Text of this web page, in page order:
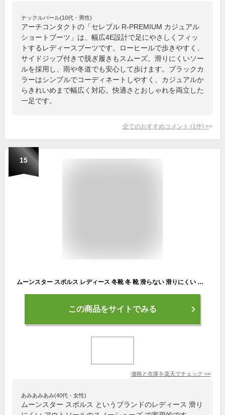
ナックルバール(10代・男性)
アーチコンタクトの「セレブル R-PREMIUM カジュアル
ショートブーツ」は、幅広4E設計で足にやさしくフィッ
トするレディースブーツです。ローヒールで歩きやすく、
サイドジップ付きで脱ぎ履きもスムーズ。滑りにくいソー
ルを採用し、雨や冬道でも安心して歩けます。ブラックカ
ラーはシンプルでコーディネートしやすく、カジュアルか
らきれいめまで幅広く対応。快適さとおしゃれを両立した
一足です。
全てのおすすめコメント (1 件) >
15
ムーンスター スポルス レディース 冬靴 冬 靴 滑らない 滑りにくい スノーシューズ ウインターシューズ 婦人靴 国産 本革 革靴 コンフォートシューズ 3E 衝撃吸収 防滑 撥水加工 moonstar SPORTH SP2503NSR BOS
この商品をサイトでみる
価格と在庫を楽天でチェック >>
あみあみあみ(40代・女性)
ムーンスター スポルス というブランドのレディース 滑り